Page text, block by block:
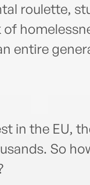
roulette,
entire
in the EU,
So